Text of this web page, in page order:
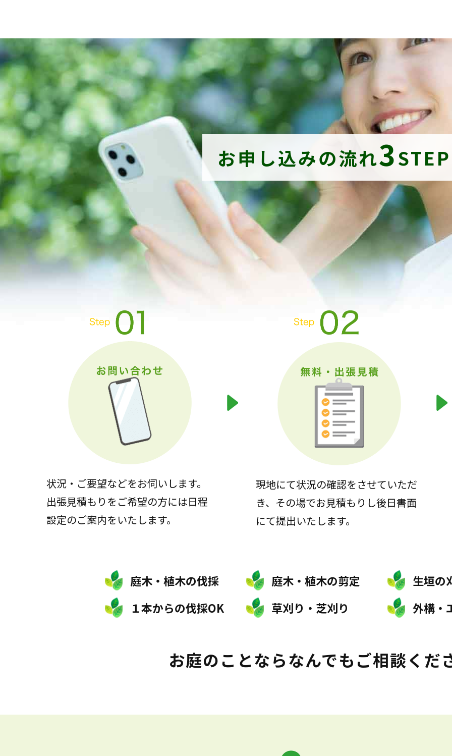
お申し込みの流れ3
状況・ご要望などをお伺いします。
出張見積もりをご希望の方には日程
設定のご案内をいたします。
現地にて状況の確認をさせていただ
き、その場でお見積もりし後日書面
にて提出いたします。
庭木・植木の伐採 庭木・植木の剪定
生垣の
１本からの伐採OK
草刈り・芝刈り 外構・
お庭のことならなんでもご相談くだ